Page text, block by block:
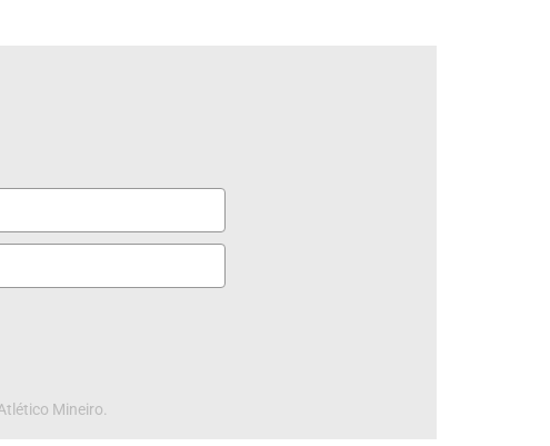
Mineiro.